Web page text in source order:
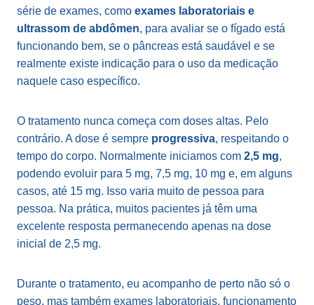
série de exames, como exames laboratoriais e
ultrassom de abdômen, para avaliar se o fígado está
funcionando bem, se o pâncreas está saudável e se
realmente existe indicação para o uso da medicação
naquele caso específico.
O tratamento nunca começa com doses altas. Pelo
contrário. A dose é sempre progressiva, respeitando o
tempo do corpo. Normalmente iniciamos com 2,5 mg,
podendo evoluir para 5 mg, 7,5 mg, 10 mg e, em alguns
casos, até 15 mg. Isso varia muito de pessoa para
pessoa. Na prática, muitos pacientes já têm uma
excelente resposta permanecendo apenas na dose
inicial de 2,5 mg.
Durante o tratamento, eu acompanho de perto não só o
peso, mas também exames laboratoriais, funcionamento